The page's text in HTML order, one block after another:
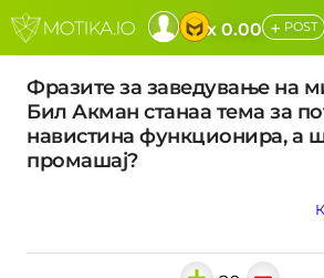
x 0.00 + POST
Фразите за заведување на
Бил Акман станаа тема за
навистина функционира, а
промашај?